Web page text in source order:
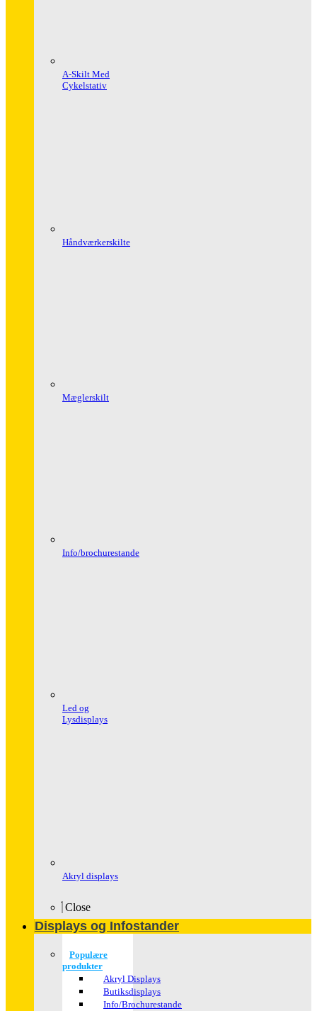
A-Skilt Med
Cykelstativ
Håndværkerskilte
Mæglerskilt
Info/brochurestande
Led og
Lysdisplays
Akryl displays
Close
Displays og Infostander
Populære
produkter
Akryl Displays
Butiksdisplays
Info/Brochurestande